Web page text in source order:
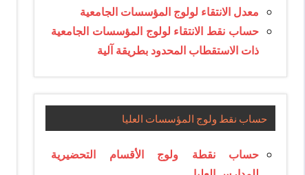
معدل الانتقاء لولوج المؤسسات الجامعية
حساب نقط الانتقاء لولوج المؤسسات الجامعية
ذات الاستقطاب المحدود بطريقة آلية
حساب نقط ولوج المؤسسات العليا
حساب نقطة ولوج الأقسام التحضيرية